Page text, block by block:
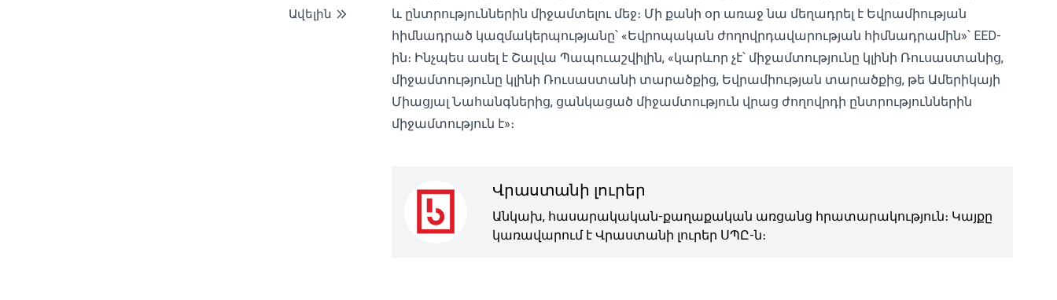
Ավելին
և ընտրություններին միջամտելու մեջ։ Մի քանի օր առաջ նա մեղադրել է Եվրամիության
հիմնադրած կազմակերպությանը՝ «Եվրոպական ժողովրդավարության հիմնադրամին»՝ EED-
ին։ Ինչպես ասել է Շալվա Պապուաշվիլին, «կարևոր չէ՝ միջամտությունը կլինի Ռուսաստանից,
միջամտությունը կլինի Ռուսաստանի տարածքից, Եվրամիության տարածքից, թե Ամերիկայի
Միացյալ Նահանգներից, ցանկացած միջամտություն վրաց ժողովրդի ընտրություններին
միջամտություն է»։
Վրաստանի լուրեր
Անկախ, հասարակական-քաղաքական առցանց հրատարակություն։ Կայքը
կառավարում է Վրաստանի լուրեր ՍՊԸ-ն։